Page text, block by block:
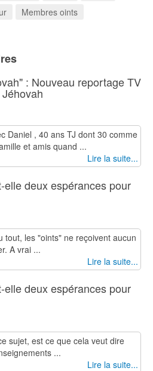
Membres oints
: Nouveau reportage TV
Daniel , 40 ans TJ dont 30 comme
et amis quand ...
Lire la suite...
elle deux espérances pour
tout, les "oints" ne reçoivent aucun
A vrai ...
Lire la suite...
elle deux espérances pour
sujet, est ce que cela veut dire
...
Lire la suite...